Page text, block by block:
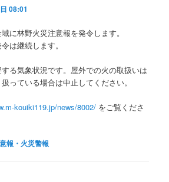
08:01
に林野火災注意報を発令します。
は継続します。
る気象状況です。屋外での火の取扱いは
っている場合は中止してください。
kouiki119.jp/news/8002/ をご覧くださ
報・火災警報